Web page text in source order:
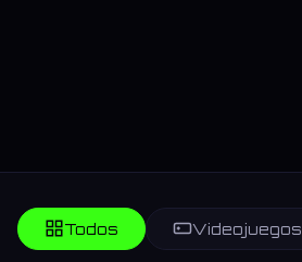
Todos Videojuegos